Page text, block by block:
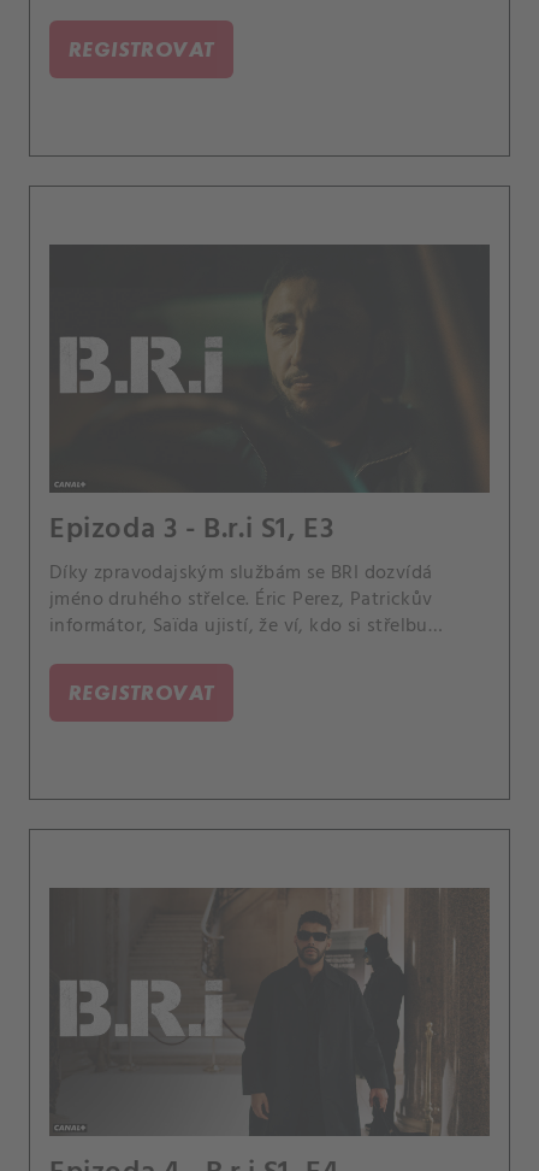
REGISTROVAT
Epizoda 3 - B.r.i S1, E3
Díky zpravodajským službám se BRI dozvídá
jméno druhého střelce. Éric Perez, Patrickův
informátor, Saïda ujistí, že ví, kdo si střelbu
REGISTROVAT